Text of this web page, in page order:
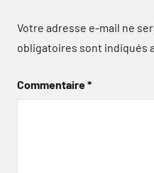
Votre adresse e-mail ne
obligatoires sont indiqués
Commentaire*